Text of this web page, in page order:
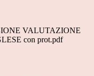
VALUTAZIONE
con prot.pdf